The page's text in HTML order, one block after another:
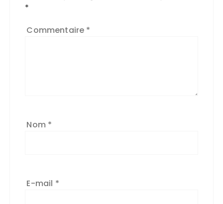
*
Commentaire *
Nom *
E-mail *